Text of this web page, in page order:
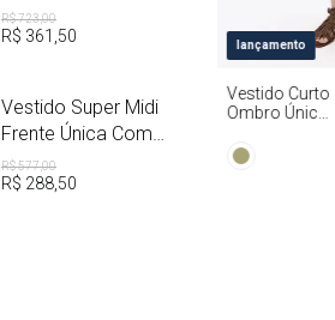
Cetim Com Metal
R$723,00
R$ 361 50
Vestido Super Midi
Frente Única Com
Linho
R$577,00
R$ 288, 50
lançamento P
Vestido Curto
Ombro Único
Dye